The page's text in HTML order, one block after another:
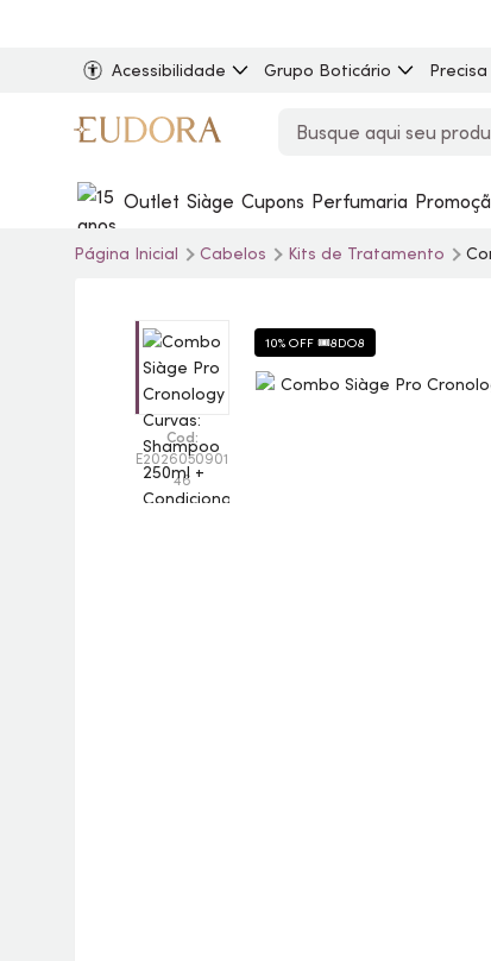
Acessibilidade Grupo Boticário
Outlet Siàge Cupons Perfumaria
Página Inicial Cabelos Kits de Tratamento
10% OFF 🎟️8DO8
Cod:
E2026050901
46